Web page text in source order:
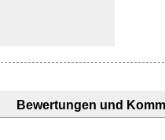
Bewertungen und